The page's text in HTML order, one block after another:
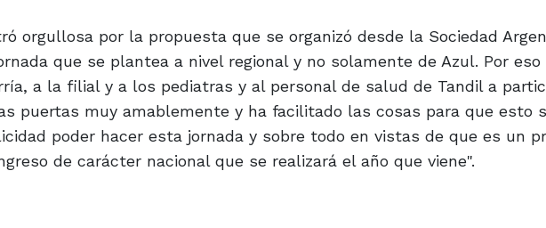
orgullosa por la propuesta que se organizó desde la Sociedad
que se plantea a nivel regional y no solamente de Azul. Por eso
a la filial y a los pediatras y al personal de salud de Tandil a
puertas muy amablemente y ha facilitado las cosas para que esto
poder hacer esta jornada y sobre todo en vistas de que es un
de carácter nacional que se realizará el año que viene".